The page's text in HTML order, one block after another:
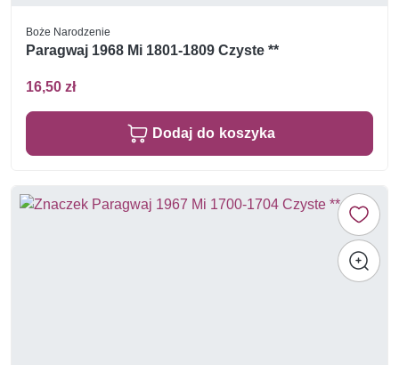
Boże Narodzenie
Paragwaj 1968 Mi 1801-1809 Czyste **
16,50 zł
Dodaj do koszyka